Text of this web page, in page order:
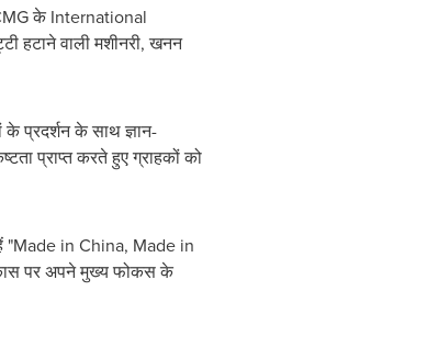
के International
हटाने वाली मशीनरी, खनन
प्रदर्शन के साथ ज्ञान-
प्राप्त करते हुए ग्राहकों को
"Made in China, Made in
पर अपने मुख्य फोकस के